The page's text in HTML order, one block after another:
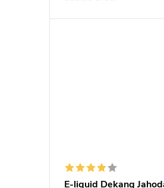
t
E-liquid Dekang